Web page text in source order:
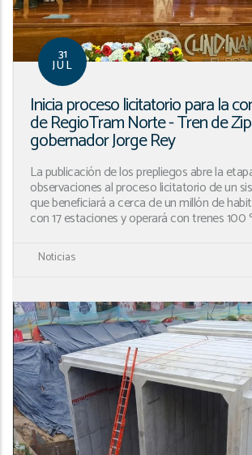
31
JUL
Inicia proceso licitatorio para la
de RegioTram Norte - Tren de
gobernador Jorge Rey
La publicación de los prepliegos abre la
observaciones al proceso licitatorio de un
que beneficiará a cerca de un millón de
con 17 estaciones y operará con trenes
Noticias